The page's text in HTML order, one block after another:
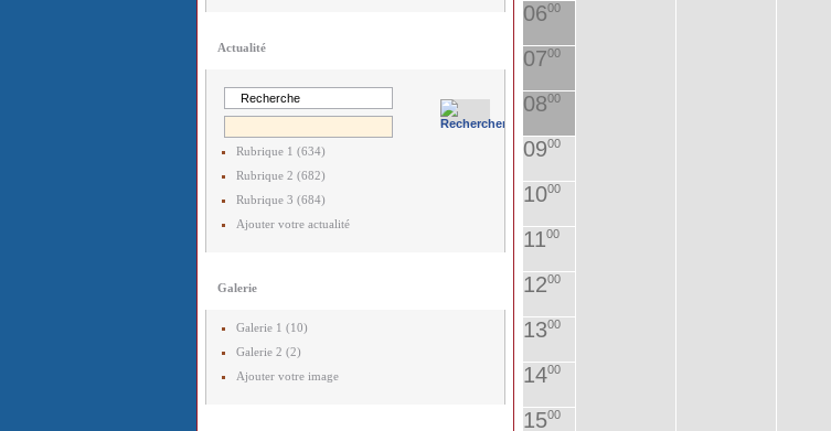
Actualité
Rubrique 1 (634)
Rubrique 2 (682)
Rubrique 3 (684)
Ajouter votre actualité
Galerie
Galerie 1 (10)
Galerie 2 (2)
Ajouter votre image
0600
0700
0800
0900
1000
1100
1200
1300
1400
1500